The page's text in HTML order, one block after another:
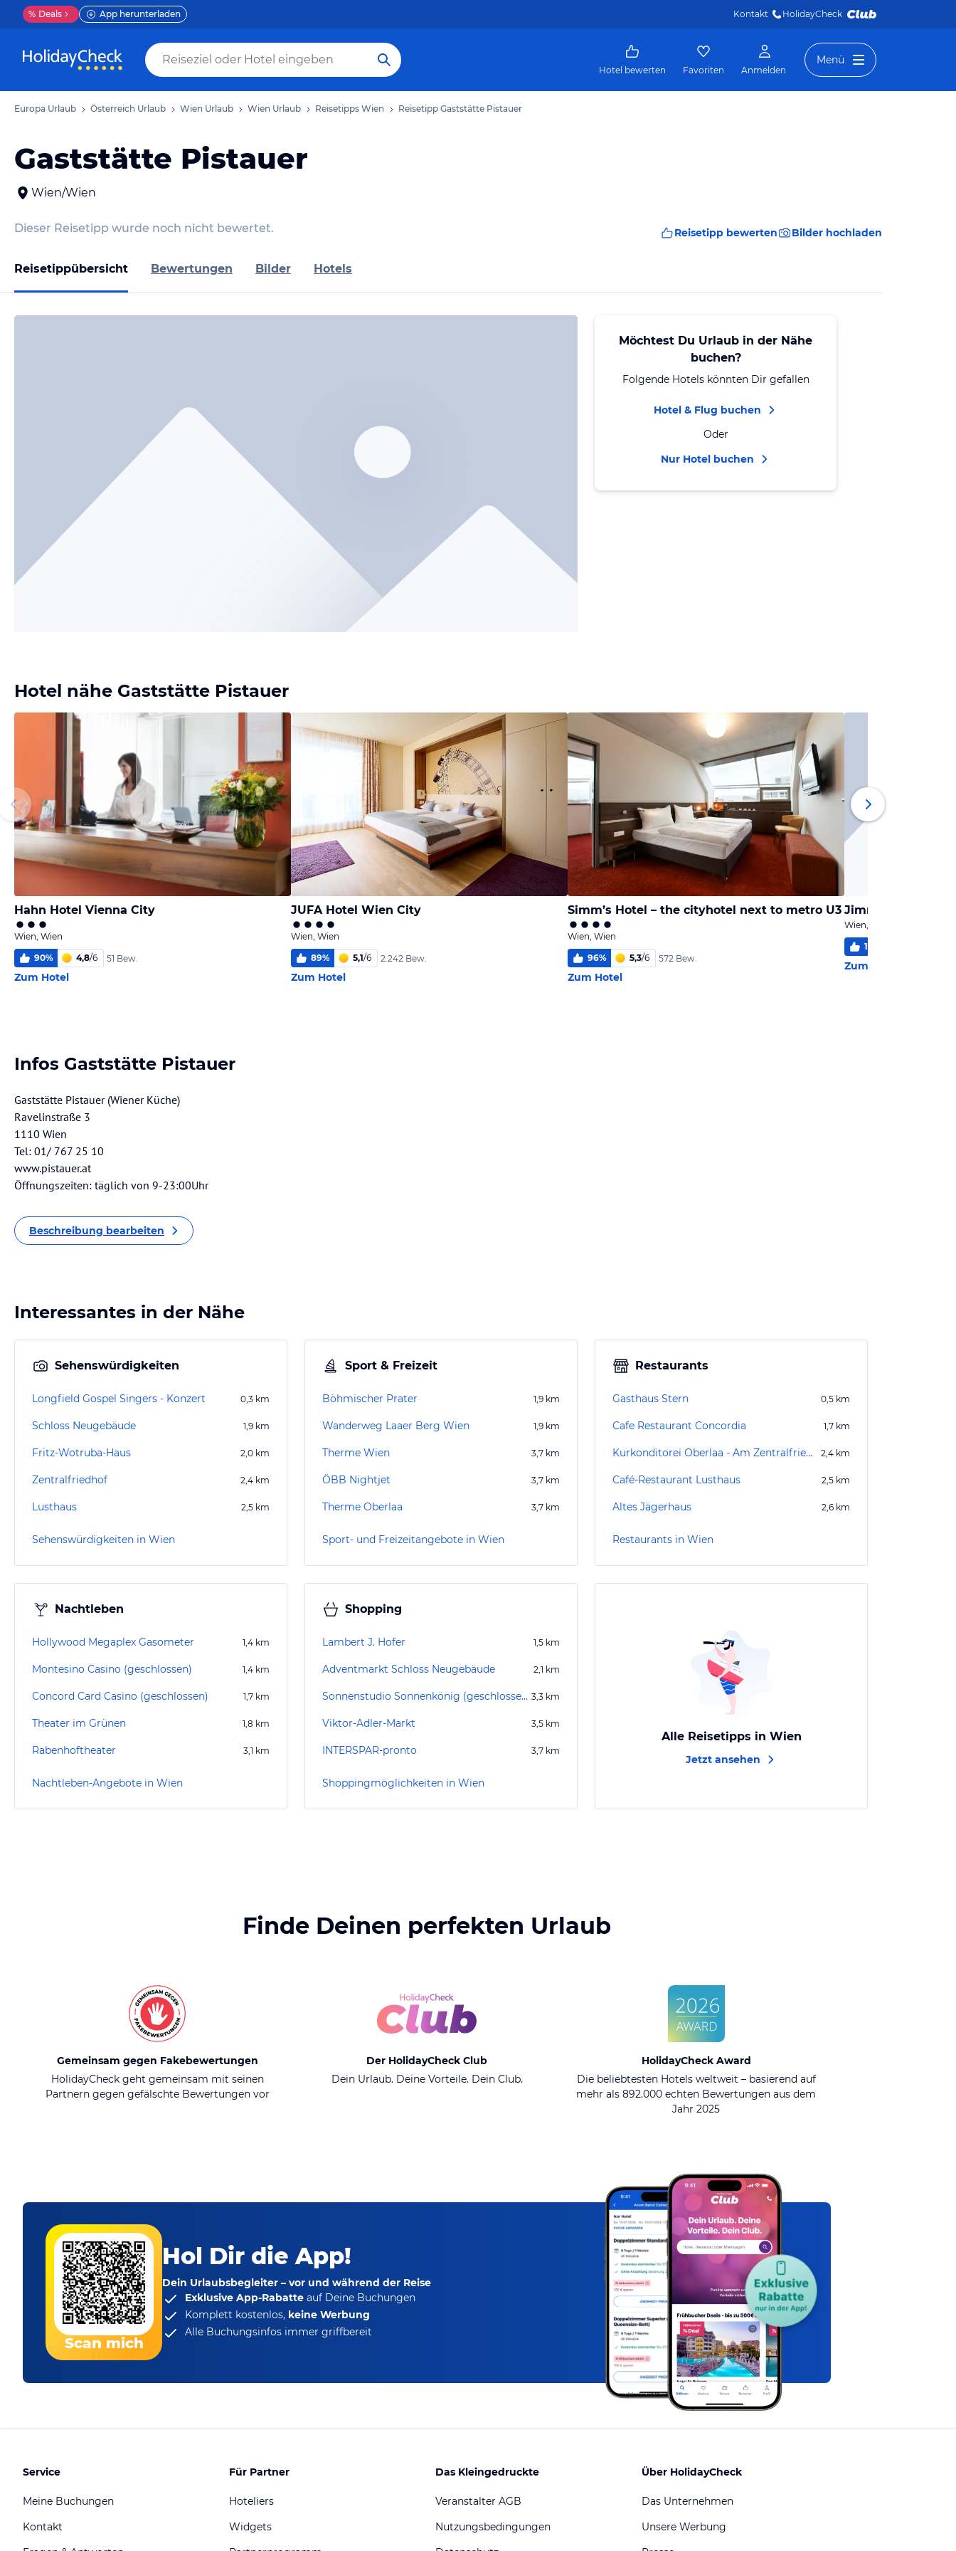
% Deals App herunterladen Kontakt HolidayCheck
Hotel bewerten Favoriten Anmelden
Menü
Europa Urlaub Österreich Urlaub Wien Urlaub Wien Urlaub Reisetipps Wien Reisetipp Gaststätte Pistauer
Gaststätte Pistauer
Wien/Wien
Dieser Reisetipp wurde noch nicht bewertet. Reisetipp bewerten Bilder hochladen
Reisetippübersicht Bewertungen Bilder Hotels
Möchtest Du Urlaub in der Nähe
buchen?
Folgende Hotels könnten Dir gefallen
Hotel & Flug buchen
Oder
Nur Hotel buchen
Hotel nähe Gaststätte Pistauer
Hahn Hotel Vienna City
Wien, Wien
90% 4,8/6 51 Bew.
Zum Hotel
JUFA Hotel Wien City
Wien, Wien
89% 5,1/6 2.242 Bew.
Zum Hotel
Simm’s Hotel – the cityhotel next to metro U3
Wien, Wien
96% 5,3/6 572 Bew.
Zum Hotel
Jimmy's
Wien, Wien
100
Zum Hotel
Infos Gaststätte Pistauer
Gaststätte Pistauer (Wiener Küche)
Ravelinstraße 3
1110 Wien
Tel: 01/ 767 25 10
www.pistauer.at
Öffnungszeiten: täglich von 9-23:00Uhr
Beschreibung bearbeiten
Interessantes in der Nähe
Sehenswürdigkeiten
Longfield Gospel Singers - Konzert 0,3 km
Schloss Neugebäude 1,9 km
Fritz-Wotruba-Haus 2,0 km
Zentralfriedhof 2,4 km
Lusthaus 2,5 km
Sehenswürdigkeiten in Wien
Sport & Freizeit
Böhmischer Prater 1,9 km
Wanderweg Laaer Berg Wien 1,9 km
Therme Wien 3,7 km
ÖBB Nightjet 3,7 km
Therme Oberlaa 3,7 km
Sport- und Freizeitangebote in Wien
Restaurants
Gasthaus Stern 0,5 km
Cafe Restaurant Concordia 1,7 km
Kurkonditorei Oberlaa - Am Zentralfriedhof 2,4 km
Café-Restaurant Lusthaus 2,5 km
Altes Jägerhaus 2,6 km
Restaurants in Wien
Nachtleben
Hollywood Megaplex Gasometer 1,4 km
Montesino Casino (geschlossen) 1,4 km
Concord Card Casino (geschlossen) 1,7 km
Theater im Grünen 1,8 km
Rabenhoftheater 3,1 km
Nachtleben-Angebote in Wien
Shopping
Lambert J. Hofer 1,5 km
Adventmarkt Schloss Neugebäude 2,1 km
Sonnenstudio Sonnenkönig (geschlossen) 3,3 km
Viktor-Adler-Markt 3,5 km
INTERSPAR-pronto 3,7 km
Shoppingmöglichkeiten in Wien
Alle Reisetipps in Wien
Jetzt ansehen
Finde Deinen perfekten Urlaub
Gemeinsam gegen Fakebewertungen
HolidayCheck geht gemeinsam mit seinen
Partnern gegen gefälschte Bewertungen vor
Der HolidayCheck Club
Dein Urlaub. Deine Vorteile. Dein Club.
HolidayCheck Award
Die beliebtesten Hotels weltweit – basierend auf
mehr als 892.000 echten Bewertungen aus dem
Jahr 2025
Scan mich
Hol Dir die App!
Dein Urlaubsbegleiter – vor und während der Reise
Exklusive App-Rabatte auf Deine Buchungen
Komplett kostenlos, keine Werbung
Alle Buchungsinfos immer griffbereit
Service
Meine Buchungen
Kontakt
Für Partner
Hoteliers
Widgets
Das Kleingedruckte
Veranstalter AGB
Nutzungsbedingungen
Über HolidayCheck
Das Unternehmen
Unsere Werbung